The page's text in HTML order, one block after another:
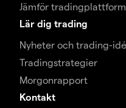
Jämför
Lär dig trading
Nyheter och trading-
Tradingstrategier
Morgonrapport
Kontakt